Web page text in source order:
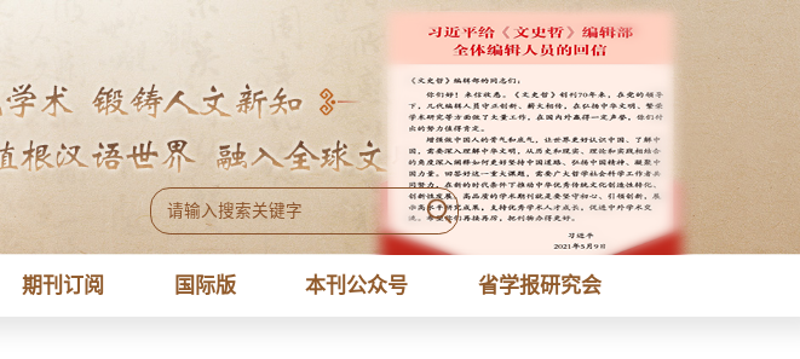
期刊订阅 国际版 本刊公众号 省学报研究会